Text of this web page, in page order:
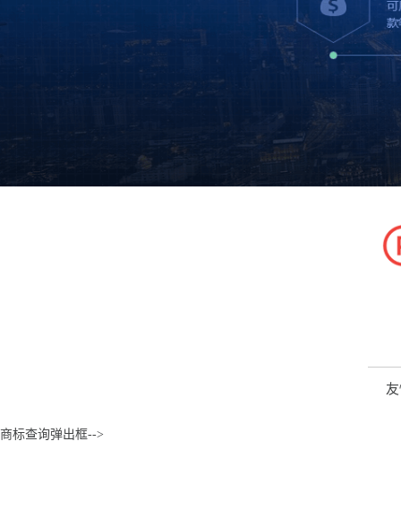
商标查询弹出框-->